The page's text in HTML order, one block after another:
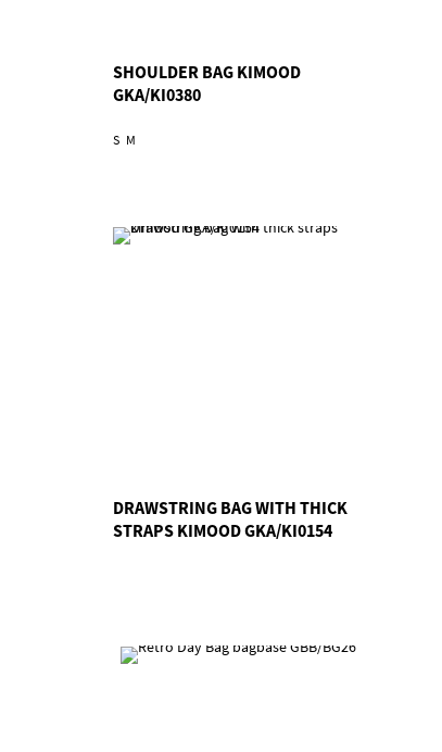
SHOULDER BAG KIMOOD
GKA/KI0380
S M
DRAWSTRING BAG WITH THICK
STRAPS KIMOOD GKA/KI0154